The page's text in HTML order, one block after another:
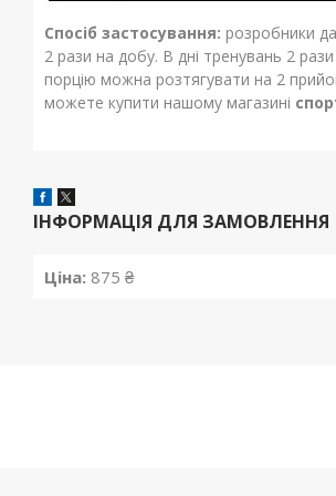
Спосіб застосування: розробники
2 рази на добу. В дні тренувань 2
порцію можна розтягувати на 2
можете купити нашому магазині
ІНФОРМАЦІЯ ДЛЯ ЗАМОВЛЕННЯ
Ціна: 875 ₴